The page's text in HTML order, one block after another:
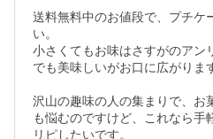
送料無料中のお値段で、プチケ
い。
小さくてもお味はさすがのアン
でも美味しいがお口に広がりま
沢山の趣味の人の集まりで、お
も悩むのですけど、これなら手
リピしたいです。